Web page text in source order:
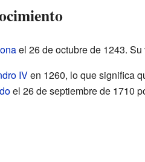
el 26 de octubre de 1243.
IVen 1260, lo que significa
el 26 de septiembre de 1710